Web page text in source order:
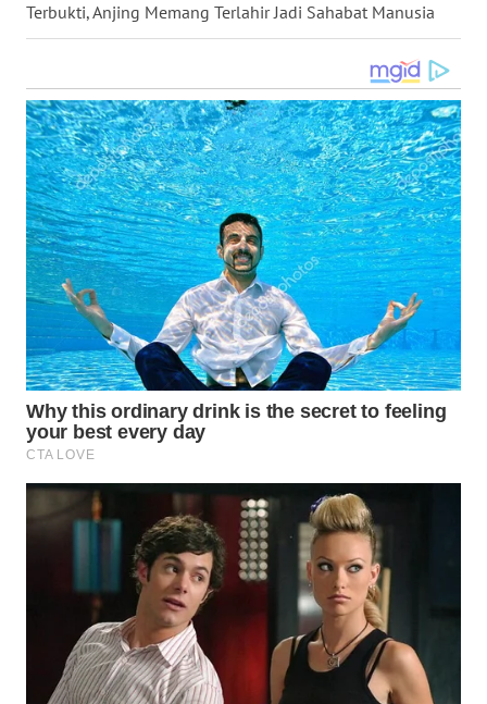
Terbukti, Anjing Memang Terlahir Jadi Sahabat Manusia
WN
KALBAR
WN
KALTENG
WN
KALTARA
WN
KALSEL
WN
WN
GORONTALO
WN